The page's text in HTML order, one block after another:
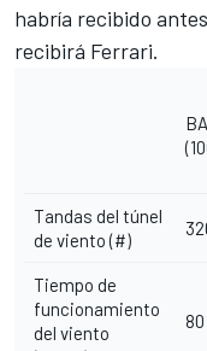
habría recibido
recibirá Ferrari.
Tandas del túnel
de viento (#)
Tiempo de
funcionamiento
del viento
80